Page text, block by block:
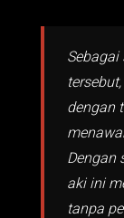
dengan
Dengan
aki ini
tanpa